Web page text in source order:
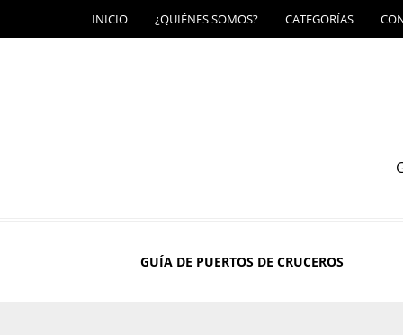
INICIO ¿QUIÉNES SOMOS? CATEGORÍAS
GUÍA DE PUERTOS DE CRUCEROS